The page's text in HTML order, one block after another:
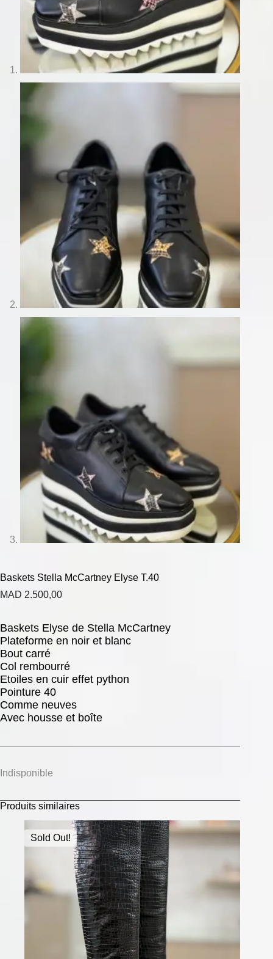
Baskets Stella McCartney Elyse T.40
MAD 2.500,00
Baskets Elyse de Stella McCartney
Plateforme en noir et blanc
Bout carré
Col rembourré
Etoiles en cuir effet python
Pointure 40
Comme neuves
Avec housse et boîte
Indisponible
Produits similaires
Sold Out!